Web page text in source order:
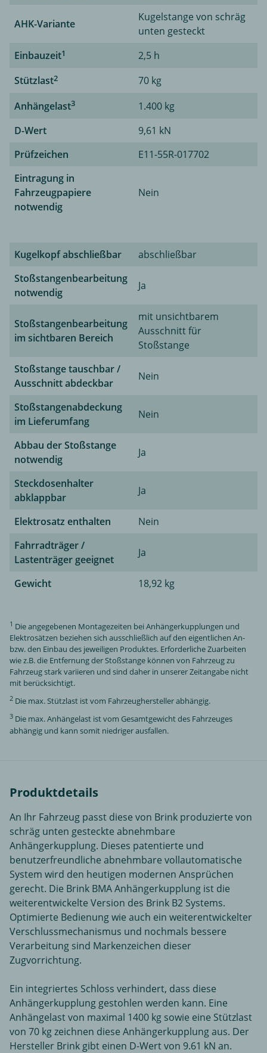
AHK-Variante
Kugelstange von schräg
unten gesteckt
Einbauzeit1
2,5 h
Stützlast2
70 kg
Anhängelast3
1.400 kg
D-Wert
9,61 kN
Prüfzeichen
E11-55R-017702
Eintragung in
Fahrzeugpapiere
notwendig
Nein
Kugelkopf abschließbar
abschließbar
Stoßstangenbearbeitung
notwendig
Ja
Stoßstangenbearbeitung
im sichtbaren Bereich
mit unsichtbarem
Ausschnitt für
Stoßstange
Stoßstange tauschbar /
Ausschnitt abdeckbar
Nein
Stoßstangenabdeckung
im Lieferumfang
Nein
Abbau der Stoßstange
notwendig
Ja
Steckdosenhalter
abklappbar
Ja
Elektrosatz enthalten
Nein
Fahrradträger /
Lastenträger geeignet
Ja
Gewicht 18,92 kg
1 Die angegebenen Montagezeiten bei Anhängerkupplungen und
Elektrosätzen beziehen sich ausschließlich auf den eigentlichen An-
bzw. den Einbau des jeweiligen Produktes. Erforderliche Zuarbeiten
wie z.B. die Entfernung der Stoßstange können von Fahrzeug zu
Fahrzeug stark variieren und sind daher in unserer Zeitangabe nicht
mit berücksichtigt.
2 Die max. Stützlast ist vom Fahrzeughersteller abhängig.
3 Die max. Anhängelast ist vom Gesamtgewicht des Fahrzeuges
abhängig und kann somit niedriger ausfallen.
Produktdetails
An Ihr Fahrzeug passt diese von Brink produzierte von
schräg unten gesteckte abnehmbare
Anhängerkupplung. Dieses patentierte und
benutzerfreundliche abnehmbare vollautomatische
System wird den heutigen modernen Ansprüchen
gerecht. Die Brink BMA Anhängerkupplung ist die
weiterentwickelte Version des Brink B2 Systems.
Optimierte Bedienung wie auch ein weiterentwickelter
Verschlussmechanismus und nochmals bessere
Verarbeitung sind Markenzeichen dieser
Zugvorrichtung.
Ein integriertes Schloss verhindert, dass diese
Anhängerkupplung gestohlen werden kann. Eine
Anhängelast von maximal 1400 kg sowie eine Stützlast
von 70 kg zeichnen diese Anhängerkupplung aus. Der
Hersteller Brink gibt einen D-Wert von 9.61 kN an.